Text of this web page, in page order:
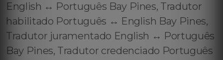
English ↔️ Português Bay Pines, Tradutor
habilitado Português ↔️ English Bay Pines,
Tradutor juramentado English ↔️ Português
Bay Pines, Tradutor credenciado Português